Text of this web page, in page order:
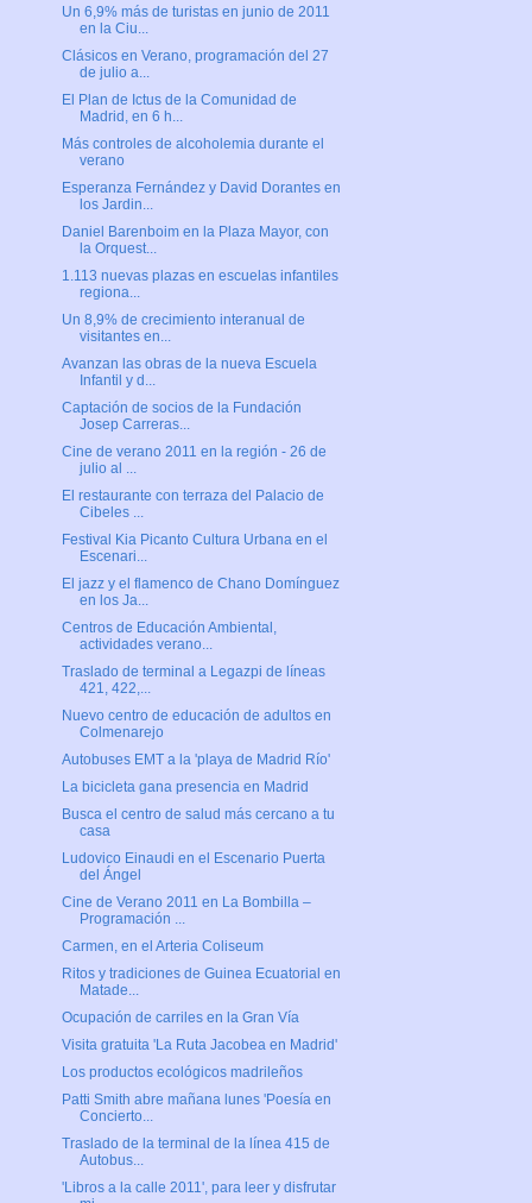
Un 6,9% más de turistas en junio de 2011
en la Ciu...
Clásicos en Verano, programación del 27
de julio a...
El Plan de Ictus de la Comunidad de
Madrid, en 6 h...
Más controles de alcoholemia durante el
verano
Esperanza Fernández y David Dorantes en
los Jardin...
Daniel Barenboim en la Plaza Mayor, con
la Orquest...
1.113 nuevas plazas en escuelas infantiles
regiona...
Un 8,9% de crecimiento interanual de
visitantes en...
Avanzan las obras de la nueva Escuela
Infantil y d...
Captación de socios de la Fundación
Josep Carreras...
Cine de verano 2011 en la región - 26 de
julio al ...
El restaurante con terraza del Palacio de
Cibeles ...
Festival Kia Picanto Cultura Urbana en el
Escenari...
El jazz y el flamenco de Chano Domínguez
en los Ja...
Centros de Educación Ambiental,
actividades verano...
Traslado de terminal a Legazpi de líneas
421, 422,...
Nuevo centro de educación de adultos en
Colmenarejo
Autobuses EMT a la 'playa de Madrid Río'
La bicicleta gana presencia en Madrid
Busca el centro de salud más cercano a tu
casa
Ludovico Einaudi en el Escenario Puerta
del Ángel
Cine de Verano 2011 en La Bombilla –
Programación ...
Carmen, en el Arteria Coliseum
Ritos y tradiciones de Guinea Ecuatorial en
Matade...
Ocupación de carriles en la Gran Vía
Visita gratuita 'La Ruta Jacobea en Madrid'
Los productos ecológicos madrileños
Patti Smith abre mañana lunes 'Poesía en
Concierto...
Traslado de la terminal de la línea 415 de
Autobus...
'Libros a la calle 2011', para leer y disfrutar